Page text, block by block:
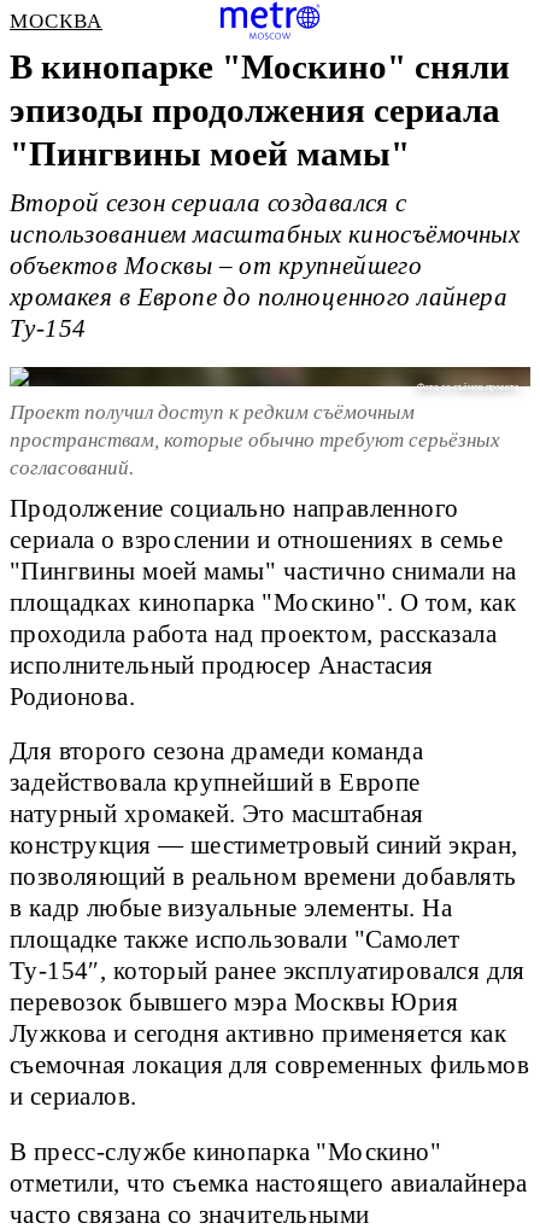
МОСКВА
В кинопарке "Москино" сняли
эпизоды продолжения сериала
"Пингвины моей мамы"
Второй сезон сериала создавался с
использованием масштабных киносъёмочных
объектов Москвы – от крупнейшего
хромакея в Европе до полноценного лайнера
Ту-154
Фото со съёмок проекта
Проект получил доступ к редким съёмочным
пространствам, которые обычно требуют серьёзных
согласований.
Продолжение социально направленного
сериала о взрослении и отношениях в семье
"Пингвины моей мамы" частично снимали на
площадках кинопарка "Москино". О том, как
проходила работа над проектом, рассказала
исполнительный продюсер Анастасия
Родионова.
Для второго сезона драмеди команда
задействовала крупнейший в Европе
натурный хромакей. Это масштабная
конструкция — шестиметровый синий экран,
позволяющий в реальном времени добавлять
в кадр любые визуальные элементы. На
площадке также использовали "Самолет
Ту-154″, который ранее эксплуатировался для
перевозок бывшего мэра Москвы Юрия
Лужкова и сегодня активно применяется как
съемочная локация для современных фильмов
и сериалов.
В пресс-службе кинопарка "Москино"
отметили, что съемка настоящего авиалайнера
часто связана со значительными